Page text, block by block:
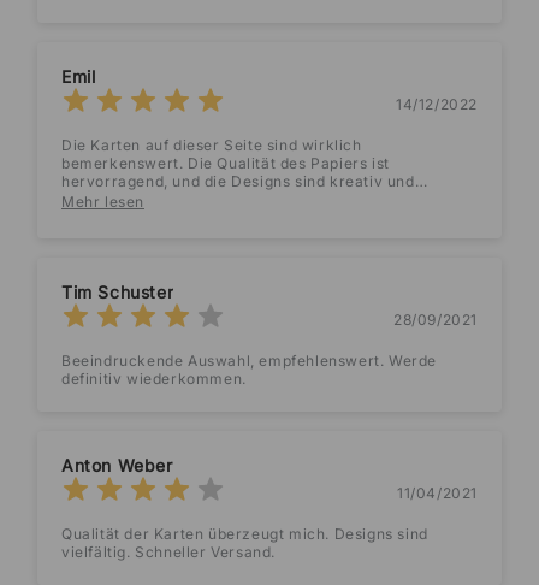
Emil
14/12/2022
Die Karten auf dieser Seite sind wirklich
bemerkenswert. Die Qualität des Papiers ist
hervorragend, und die Designs sind kreativ und
einzigartig. Der schnelle Versand und der
Mehr lesen
Tim Schuster
28/09/2021
Beeindruckende Auswahl, empfehlenswert. Werde
definitiv wiederkommen.
Anton Weber
11/04/2021
Qualität der Karten überzeugt mich. Designs sind
vielfältig. Schneller Versand.